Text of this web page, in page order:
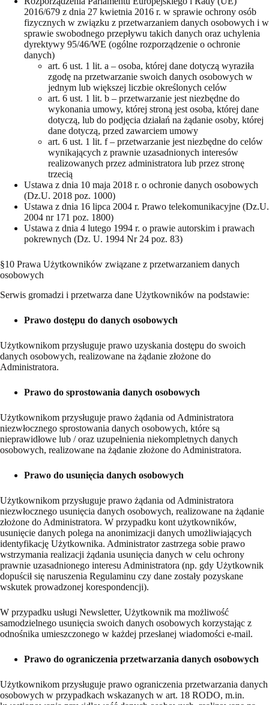
2016/679 z dnia 27 kwietnia 2016 r. w sprawie ochrony osób
fizycznych w związku z przetwarzaniem danych osobowych i w
sprawie swobodnego przepływu takich danych oraz uchylenia
dyrektywy 95/46/WE (ogólne rozporządzenie o ochronie
danych)
art. 6 ust. 1 lit. a – osoba, której dane dotyczą wyraziła
zgodę na przetwarzanie swoich danych osobowych w
jednym lub większej liczbie określonych celów
art. 6 ust. 1 lit. b – przetwarzanie jest niezbędne do
wykonania umowy, której stroną jest osoba, której dane
dotyczą, lub do podjęcia działań na żądanie osoby, której
dane dotyczą, przed zawarciem umowy
art. 6 ust. 1 lit. f – przetwarzanie jest niezbędne do celów
wynikających z prawnie uzasadnionych interesów
realizowanych przez administratora lub przez stronę
trzecią
Ustawa z dnia 10 maja 2018 r. o ochronie danych osobowych
(Dz.U. 2018 poz. 1000)
Ustawa z dnia 16 lipca 2004 r. Prawo telekomunikacyjne (Dz.U.
2004 nr 171 poz. 1800)
Ustawa z dnia 4 lutego 1994 r. o prawie autorskim i prawach
pokrewnych (Dz. U. 1994 Nr 24 poz. 83)
§10 Prawa Użytkowników związane z przetwarzaniem danych
osobowych
Serwis gromadzi i przetwarza dane Użytkowników na podstawie:
Prawo dostępu do danych osobowych
Użytkownikom przysługuje prawo uzyskania dostępu do swoich
danych osobowych, realizowane na żądanie złożone do
Administratora.
Prawo do sprostowania danych osobowych
Użytkownikom przysługuje prawo żądania od Administratora
niezwłocznego sprostowania danych osobowych, które są
nieprawidłowe lub / oraz uzupełnienia niekompletnych danych
osobowych, realizowane na żądanie złożone do Administratora.
Prawo do usunięcia danych osobowych
Użytkownikom przysługuje prawo żądania od Administratora
niezwłocznego usunięcia danych osobowych, realizowane na żądanie
złożone do Administratora. W przypadku kont użytkowników,
usunięcie danych polega na anonimizacji danych umożliwiających
identyfikację Użytkownika. Administrator zastrzega sobie prawo
wstrzymania realizacji żądania usunięcia danych w celu ochrony
prawnie uzasadnionego interesu Administratora (np. gdy Użytkownik
dopuścił się naruszenia Regulaminu czy dane zostały pozyskane
wskutek prowadzonej korespondencji).
W przypadku usługi Newsletter, Użytkownik ma możliwość
samodzielnego usunięcia swoich danych osobowych korzystając z
odnośnika umieszczonego w każdej przesłanej wiadomości e-mail.
Prawo do ograniczenia przetwarzania danych osobowych
Użytkownikom przysługuje prawo ograniczenia przetwarzania danych
osobowych w przypadkach wskazanych w art. 18 RODO, m.in.